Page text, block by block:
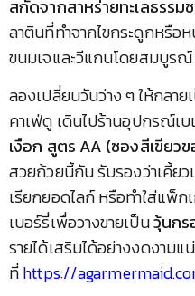
สกัดจากสาหร่ายทะเลธรรม
ลาตินที่ทำจากไขกระดูกหรือ
ขนมเจและวีแกนโดยสมบูรณ์
ลองเปลี่ยนวันว่าง ๆ ให้กลา
คาเฟ่ดู เดินไปร้านอุปกรณ์เบ
เงือก สูตร AA (ซองสีเขียวข
สวยถ้วยนี้กัน รับรองว่าเคี้ย
เรียกยอดไลก์ หรือทำใส่แพ็
เบอร์รี่เพื่อวางขายเป็นวุ้นก
รายได้เสริมได้อย่างงดงาม
ที่https://